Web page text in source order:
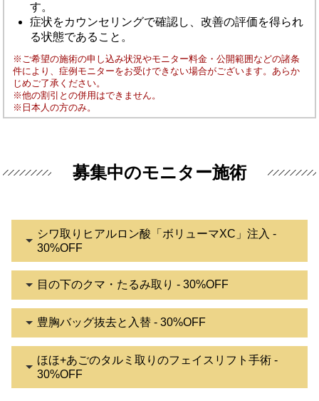
す。
症状をカウンセリングで確認し、改善の評価を得られ
る状態であること。
※ご希望の施術の申し込み状況やモニター料金・公開範囲などの諸条
件により、症例モニターをお受けできない場合がございます。あらか
じめご了承ください。
※他の割引との併用はできません。
※日本人の方のみ。
募集中のモニター施術
シワ取りヒアルロン酸「ボリューマXC」注入 -
30%OFF
目の下のクマ・たるみ取り - 30%OFF
豊胸バッグ抜去と入替 - 30%OFF
ほほ+あごのタルミ取りのフェイスリフト手術 -
30%OFF